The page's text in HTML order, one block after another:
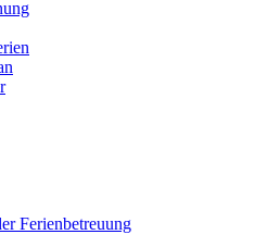
Ferienbetreuung